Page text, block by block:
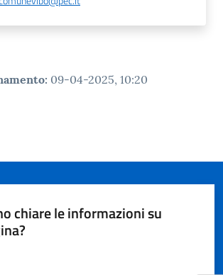
: 09-04-2025, 10:20
chiare le informazioni su